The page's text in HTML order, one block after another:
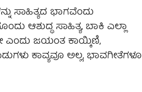
ಸಾಹಿತ್ಯದ ಭಾಗವೆಂದು
ಆಶುದ್ಧ ಸಾಹಿತ್ಯ, ಬಾಕಿ ಎಲ್ಲಾ
ಎಂದು ಜಯಂತ ಕಾಯ್ಕಿಣಿ,
ಕಾವ್ಯವೂ ಅಲ್ಲ, ಭಾವಗೀತೆಗಳೂ